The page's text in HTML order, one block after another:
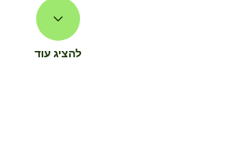
להציג עוד